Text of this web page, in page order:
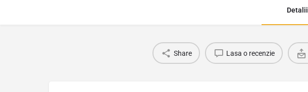
Detalii
Share Lasa o recenzie